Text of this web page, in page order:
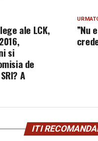
”Nu
ale LCK,
si
de
A
ITI